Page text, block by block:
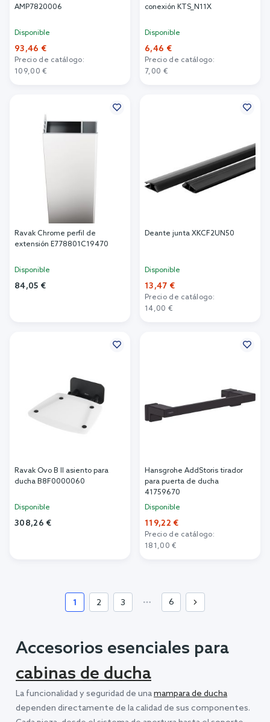
AMP7820006
Disponible
93,46 €
Precio de catálogo:
109,00 €
conexión KTS_N11X
Disponible
6,46 €
Precio de catálogo:
7,00 €
Ravak Chrome perfil de
extensión E778801C19470
Disponible
84,05 €
Deante junta XKCF2UN50
Disponible
13,47 €
Precio de catálogo:
14,00 €
Ravak Ovo B II asiento para
ducha B8F0000060
Disponible
308,26 €
Hansgrohe AddStoris tirador
para puerta de ducha
41759670
Disponible
119,22 €
Precio de catálogo:
181,00 €
1 2 3 6
Accesorios esenciales para
cabinas de ducha
La funcionalidad y seguridad de unamampara de ducha
dependen directamente de la calidad de sus componentes.